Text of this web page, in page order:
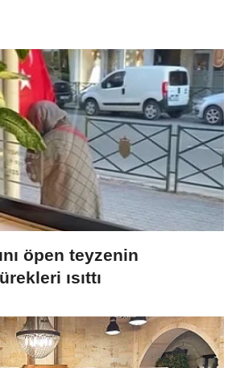
öpen teyzenin
ısıttı